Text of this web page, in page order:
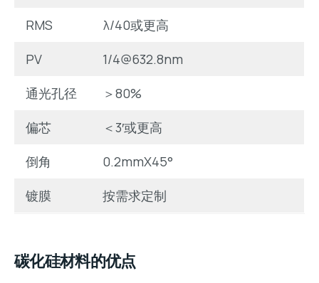
RMS
λ/40或更高
PV
1/4@632.8nm
通光孔径
＞80%
偏芯
＜3′或更高
倒角
0.2mmX45°
镀膜
按需求定制
碳化硅材料的优点